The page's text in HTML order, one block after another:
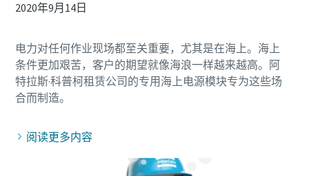
2020年9月14日
电力对任何作业现场都至关重要，尤其是在海上。海上
条件更加艰苦，客户的期望就像海浪一样越来越高。阿
特拉斯·科普柯租赁公司的专用海上电源模块专为这些场
阅读更多内容